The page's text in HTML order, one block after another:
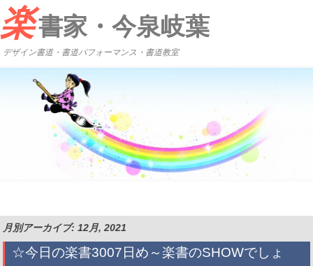
楽書家・今泉岐葉
デザイン書道・書道パフォーマンス・書道教室
月別アーカイブ: 12月, 2021
☆今日の楽書3007日め～楽書のSHOWでしょ